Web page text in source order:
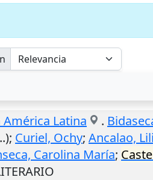
Latina .
Curiel, Ochy; Ancalao,
Carolina María;